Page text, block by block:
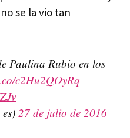
se la vio tan
Paulina Rubio en los
c2Hu2QOyRq
27 de julio de 2016